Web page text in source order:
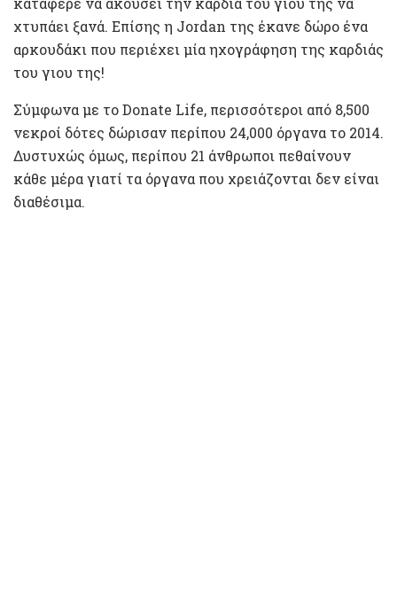
χτυπάει ξανά. Επίσης η Jordan της έκανε δώρο ένα
αρκουδάκι που περιέχει μία ηχογράφηση της καρδιάς
του γιου της!
Σύμφωνα με το Donate Life, περισσότεροι από 8,500
νεκροί δότες δώρισαν περίπου 24,000 όργανα το 2014.
Δυστυχώς όμως, περίπου 21 άνθρωποι πεθαίνουν
κάθε μέρα γιατί τα όργανα που χρειάζονται δεν είναι
διαθέσιμα.